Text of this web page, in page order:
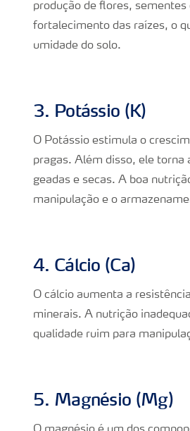
produção de flores,
fortalecimento das raízes, o
umidade do solo.
3. Potássio (K)
O Potássio estimula o
pragas. Além disso, ele torna
geadas e secas. A boa
manipulação e o
4. Cálcio (Ca)
O cálcio aumenta a
minerais. A nutrição
qualidade ruim para
5. Magnésio (Mg)